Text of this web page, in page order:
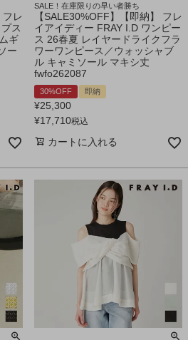
フレ
ス
ギ
ー
SALE！在庫限りの早い者勝ち
【SALE30%OFF】【即納】 フレ
イアイディー FRAY I.D ワンピー
ス 26春夏 レイヤードライクフラ
ワーワンピース／ウォッシャブ
ル キャミソール マキシ丈
fwfo262087
30%OFF 即納
¥25,300
¥17,710税込
カートに入れる